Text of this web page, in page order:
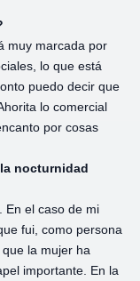
muy marcada por
lo que está
puedo decir que
lo comercial
por cosas
nocturnidad
el caso de mi
fui, como persona
la mujer ha
importante. En la